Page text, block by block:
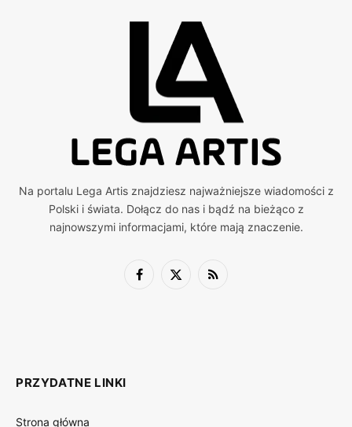
Na portalu Lega Artis znajdziesz najważniejsze wiadomości z
Polski i świata. Dołącz do nas i bądź na bieżąco z
najnowszymi informacjami, które mają znaczenie.
Facebook
X
RSS
PRZYDATNE LINKI
Strona główna